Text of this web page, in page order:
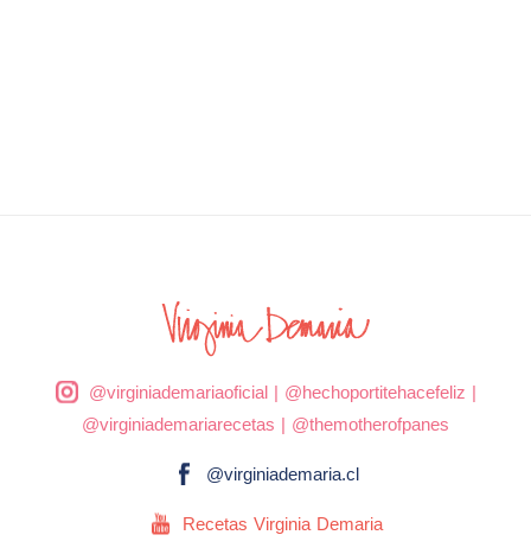
@virginiademariaoficial| @hechoportitehacefeliz |
@virginiademariarecetas | @themotherofpanes
@virginiademaria.cl
Recetas Virginia Demaria